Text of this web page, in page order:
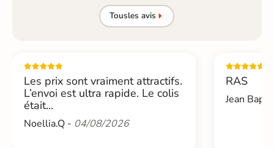
Tousles avis
Les prix sont vraiment attractifs.
L’envoi est ultra rapide. Le colis
était...
Noellia.Q - 04/08/2026
RAS
Jean